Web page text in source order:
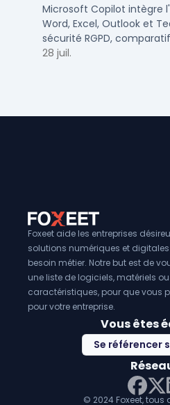
PME/ETI ?
Microsoft Copilot intègre
Word, Excel, Outlook et
sécurité RGPD,
concrets pour PME et ETI
28 juil.
Foxeet aide les entreprises
solutions numériques et
besoin métier. Notre but est de
une liste de logiciels, matériels
caractéristiques, pour que vous
pour votre entreprise.
Vous êtes
Se référencer
© 2024 Foxeet, tous